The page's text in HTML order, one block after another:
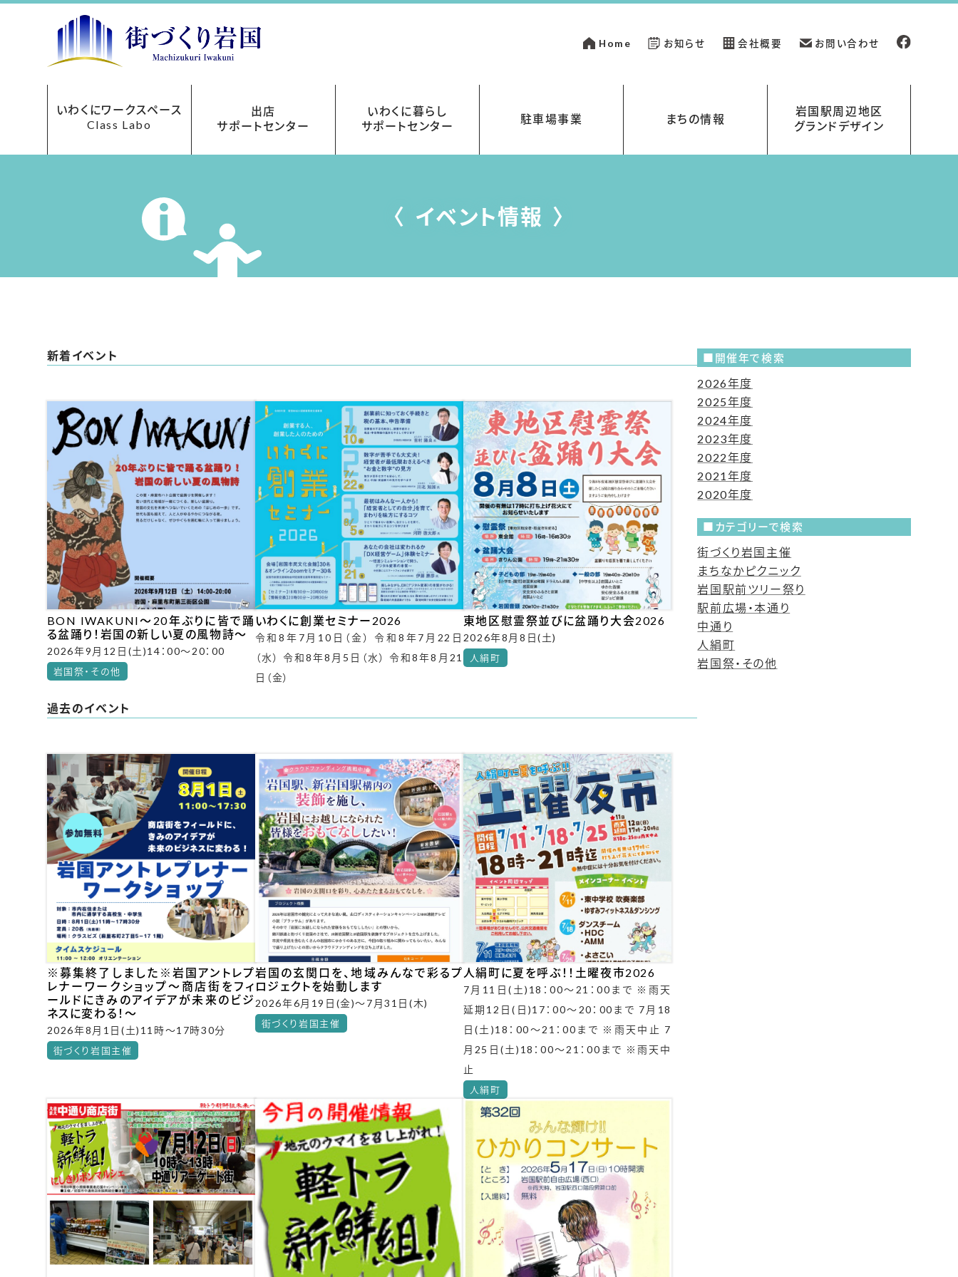
いわくにワークスペース
Class Labo
出店
サポートセンター
いわくに暮らし
サポートセンター
駐車場事業 まちの情報
岩国駅周辺地区
グランドデザイン
Home お知らせ 会社概要 お問い合わせ
イベント情報
新着イベント
BON IWAKUNI～20年ぶりに皆で踊
る盆踊り！岩国の新しい夏の風物詩～
2026年9月12日(土)14：00～20：00
岩国祭・その他
いわくに創業セミナー2026
令和8年7月10日（金） 令和8年7月22日
（水） 令和8年8月5日（水） 令和8年8月21
日（金）
東地区慰霊祭並びに盆踊り大会2026
2026年8月8日(土)
人絹町
過去のイベント
※募集終了しました※岩国アントレプ
レナーワークショップ～商店街をフィ
ールドにきみのアイデアが未来のビジ
ネスに変わる！～
2026年8月1日(土)11時～17時30分
街づくり岩国主催
岩国の玄関口を、地域みんなで彩るプ
ロジェクトを始動します
2026年6月19日(金)～7月31日(木)
街づくり岩国主催
人絹町に夏を呼ぶ！！土曜夜市2026
7月11日(土)18：00～21：00まで ※雨天
延期12日(日)17：00～20：00まで 7月18
日(土)18：00～21：00まで ※雨天中止 7
月25日(土)18：00～21：00まで ※雨天中
止
人絹町
開催年で検索
2026年度
2025年度
2024年度
2023年度
2022年度
2021年度
2020年度
カテゴリーで検索
街づくり岩国主催
まちなかピクニック
岩国駅前ツリー祭り
駅前広場・本通り
中通り
人絹町
岩国祭・その他